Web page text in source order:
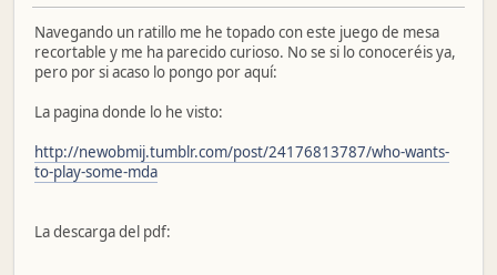
Navegando un ratillo me he topado con este juego de mesa
recortable y me ha parecido curioso. No se si lo conoceréis ya,
pero por si acaso lo pongo por aquí:
La pagina donde lo he visto:
http://newobmij.tumblr.com/post/24176813787/who-wants-
to-play-some-mda
La descarga del pdf: